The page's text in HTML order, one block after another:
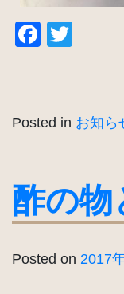
Posted in お知ら
酢の物
Posted on 2017